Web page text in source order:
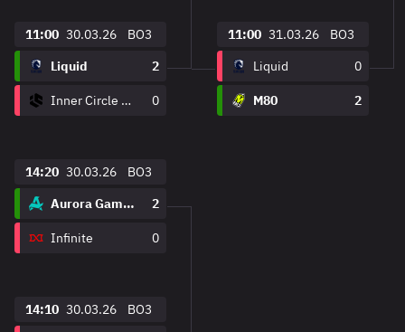
11:00 30.03.26
BO3
Liquid
2
Inner Circle Esports 0
14:20 30.03.26
BO3
Aurora Gaming
2
Infinite 0
14:10 30.03.26
BO3
11:00 31.03.26
BO3
Liquid
0
M80 2